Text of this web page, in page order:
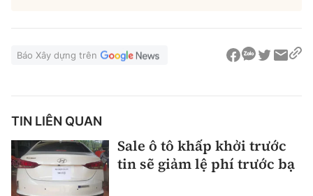
Báo Xây dựng trên
TIN LIÊN QUAN
Sale ô tô khấp khởi trước
tin sẽ giảm lệ phí trước bạ